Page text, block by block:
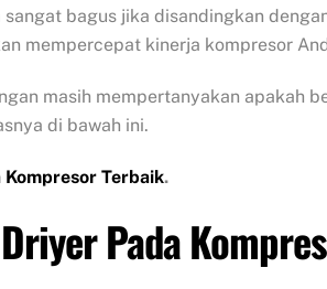
sangat bagus jika disandingkan
mempercepat kinerja kompresor
masih mempertanyakan apakah
di bawah ini.
Terbaik.
Pada